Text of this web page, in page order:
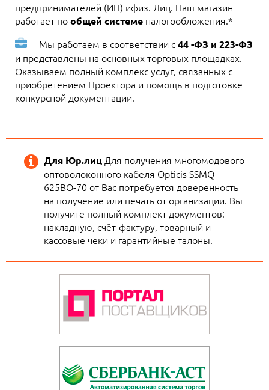
предпринимателей (ИП) ифиз. Лиц. Наш магазин
работает пообщей системе налогообложения.*
Мы работаем в соответствии с44 -ФЗ и 223-ФЗ
и представлены на основных торговых площадках.
Оказываем полный комплекс услуг, связанных с
приобретением Проектора и помощь в подготовке
конкурсной документации.
Для Юр.лицДля получения многомодового
оптоволоконного кабеля Opticis SSMQ-
625BO-70 от Вас потребуется доверенность
на получение или печать от организации. Вы
получите полный комплект документов:
накладную, счёт-фактуру, товарный и
кассовые чеки и гарантийные талоны.